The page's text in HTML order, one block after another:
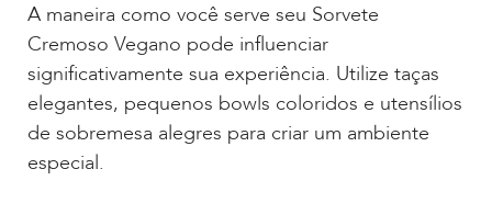
A maneira como você serve seu Sorvete
Cremoso Vegano pode influenciar
significativamente sua experiência. Utilize taças
elegantes, pequenos bowls coloridos e utensílios
de sobremesa alegres para criar um ambiente
especial.